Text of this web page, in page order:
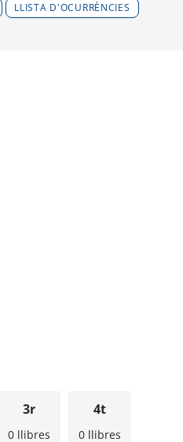
LLISTA D'OCURRÈNCIES
3r
0 llibres
4t
0 llibres